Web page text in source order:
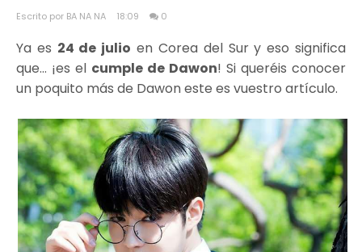
Escrito por BA NA NA 18:09 0
Ya es 24 de julio en Corea del Sur y eso significa
que… ¡es el cumple de Dawon! Si queréis conocer
un poquito más de Dawon este es vuestro artículo.